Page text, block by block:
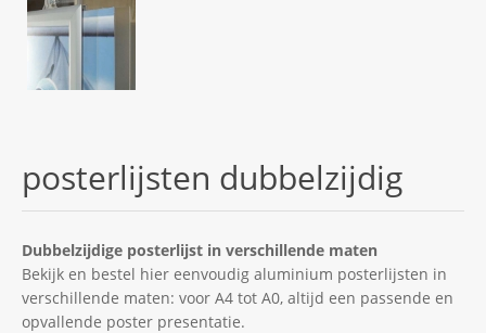
posterlijsten dubbelzijdig
Dubbelzijdige posterlijst in verschillende maten
Bekijk en bestel hier eenvoudig aluminium posterlijsten in
verschillende maten: voor A4 tot A0, altijd een passende en
opvallende poster presentatie.